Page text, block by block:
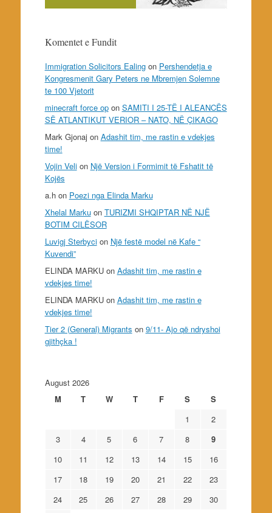
Komentet e Fundit
Immigration Solicitors Ealingon Pershendetja e
Kongresmenit Gary Peters ne Mbremjen Solemne
te 100 Vjetorit
minecraft force opon SAMITI I 25-TË I ALEANCËS
SË ATLANTIKUT VERIOR – NATO, NË ÇIKAGO
Mark Gjonaj on Adashit tim, me rastin e vdekjes
time!
Vojin Velion Një Version i Formimit të Fshatit të
Kojës
a.hon Poezi nga Elinda Marku
Xhelal Markuon TURIZMI SHQIPTAR NË NJË
BOTIM CILËSOR
Luvigj Sterbycion Një festë model në Kafe “
Kuvendi”
ELINDA MARKUon Adashit tim, me rastin e
vdekjes time!
ELINDA MARKUon Adashit tim, me rastin e
vdekjes time!
Tier 2 (General) Migrants on 9/11- Ajo që ndryshoi
gjithçka !
August 2026
M
T W T F S
S
1
2
3
4 5 6 7 8
9
10
11 12 13 14 15
16
17
18 19 20 21 22
23
24
25 26 27 28 29
30